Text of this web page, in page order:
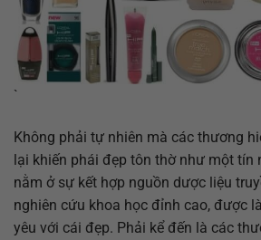
`
Không phải tự nhiên mà các thương
lại khiến phái đẹp tôn thờ như một tín
nằm ở sự kết hợp nguồn dược liệu
nghiên cứu khoa học đỉnh cao, được
yêu với cái đẹp. Phải kể đến là các